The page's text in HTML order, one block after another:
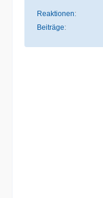
Reaktionen
Beiträge